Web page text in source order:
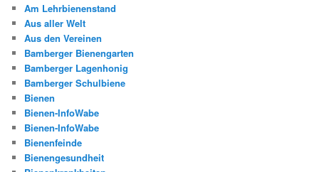
Am Lehrbienenstand
Aus aller Welt
Aus den Vereinen
Bamberger Bienengarten
Bamberger Lagenhonig
Bamberger Schulbiene
Bienen
Bienen-InfoWabe
Bienen-InfoWabe
Bienenfeinde
Bienengesundheit